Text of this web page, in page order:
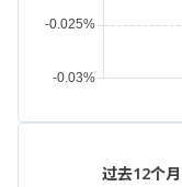
过去12个月